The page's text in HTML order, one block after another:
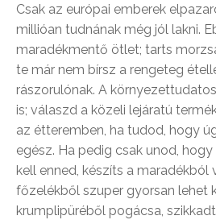
Csak az európai emberek
millióan tudnának még jól lakni.
maradékmentő ötlet; tarts
te már nem bírsz a rengeteg
rászorulónak. A
is; válaszd a közeli lejáratú
az étteremben, ha tudod, hogy
egész. Ha pedig csak unod,
kell enned, készíts a maradékból
főzelékből szuper gyorsan lehet
krumplipüréből pogácsa,